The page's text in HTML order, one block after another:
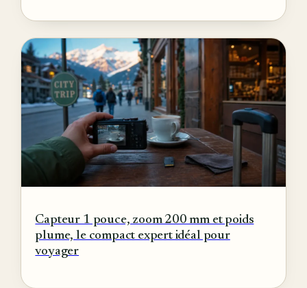
Capteur 1 pouce, zoom 200 mm et poids
plume, le compact expert idéal pour
voyager